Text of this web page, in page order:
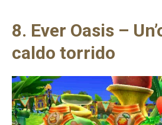
8. Ever Oasis –
caldo torrido